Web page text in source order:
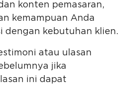
konten pemasaran,
kemampuan Anda
dengan kebutuhan klien.
atau ulasan
jika
ini dapat